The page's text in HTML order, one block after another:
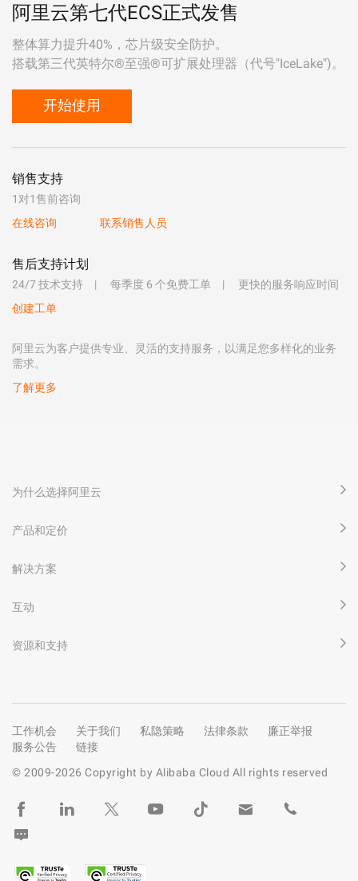
阿里云第七代ECS正式发售
整体算力提升40%，芯片级安全防护。
搭载第三代英特尔®至强®可扩展处理器（代号"IceLake")。
开始使用
销售支持
1对1售前咨询
在线咨询
联系销售人员
售后支持计划
24/7 技术支持 每季度 6 个免费工单
更快的服务响应时间
创建工单
阿里云为客户提供专业、灵活的支持服务，以满足您多样化的业务
需求。
了解更多
为什么选择阿里云
产品和定价
解决方案
互动
资源和支持
工作机会 关于我们 私隐策略 法律条款
廉正举报
服务公告
链接
© 2009-2026 Copyright by Alibaba Cloud All rights reserved